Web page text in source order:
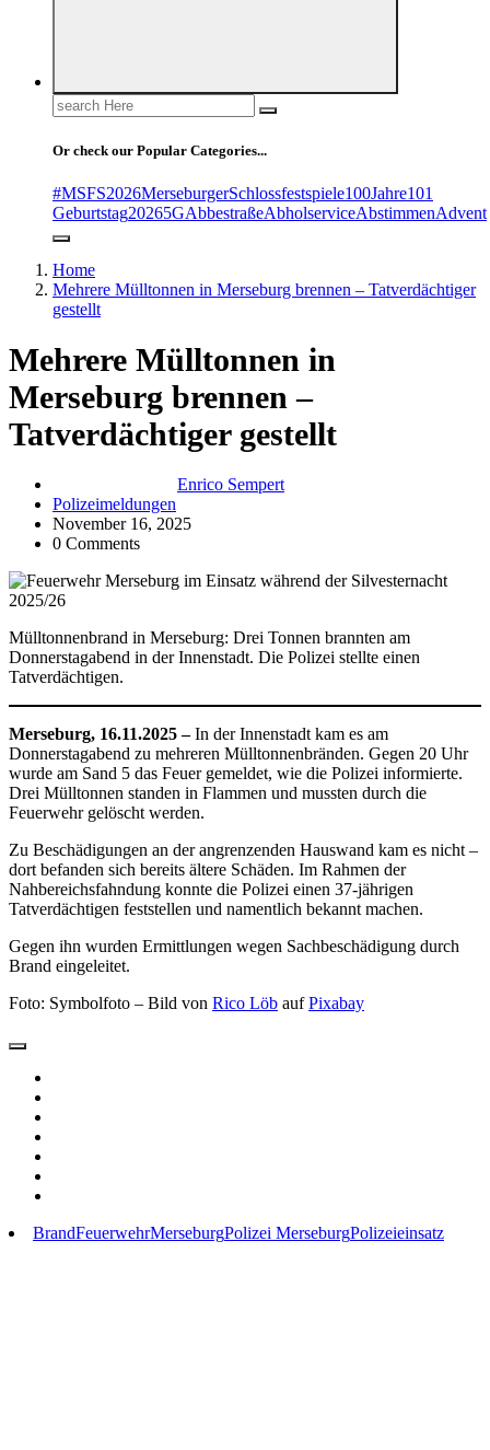
Search
for:
Or check our Popular Categories...
#MSFS2026MerseburgerSchlossfestspiele100Jahre101
Geburtstag20265GAbbestraßeAbholserviceAbstimmenAdvent
Home
Mehrere Mülltonnen in Merseburg brennen – Tatverdächtiger
gestellt
Mehrere Mülltonnen in
Merseburg brennen –
Tatverdächtiger gestellt
Enrico Sempert
Polizeimeldungen
November 16, 2025
0 Comments
Mülltonnenbrand in Merseburg: Drei Tonnen brannten am
Donnerstagabend in der Innenstadt. Die Polizei stellte einen
Tatverdächtigen.
Merseburg, 16.11.2025 –In der Innenstadt kam es am
Donnerstagabend zu mehreren Mülltonnenbränden. Gegen 20 Uhr
wurde am Sand 5 das Feuer gemeldet, wie die Polizei informierte.
Drei Mülltonnen standen in Flammen und mussten durch die
Feuerwehr gelöscht werden.
Zu Beschädigungen an der angrenzenden Hauswand kam es nicht –
dort befanden sich bereits ältere Schäden. Im Rahmen der
Nahbereichsfahndung konnte die Polizei einen 37-jährigen
Tatverdächtigen feststellen und namentlich bekannt machen.
Gegen ihn wurden Ermittlungen wegen Sachbeschädigung durch
Brand eingeleitet.
Foto: Symbolfoto – Bild von Rico Löb aufPixabay
BrandFeuerwehrMerseburgPolizei MerseburgPolizeieinsatz